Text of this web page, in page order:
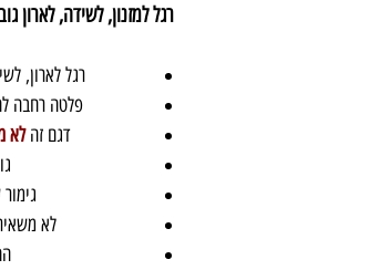
רגל למזנון, לשידה, לארון גובה 15 ס״מ פלטה רחבה
רגל לארון,
פלטה רחבה
דגם זהלא
לא